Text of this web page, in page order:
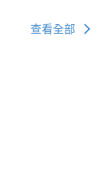
查看全部